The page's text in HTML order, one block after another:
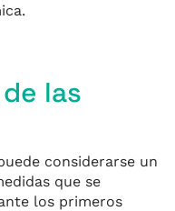
las
considerarse un
que se
los primeros